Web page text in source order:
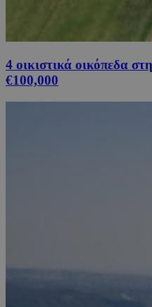
4 οικιστικά οικόπεδα
€100,000